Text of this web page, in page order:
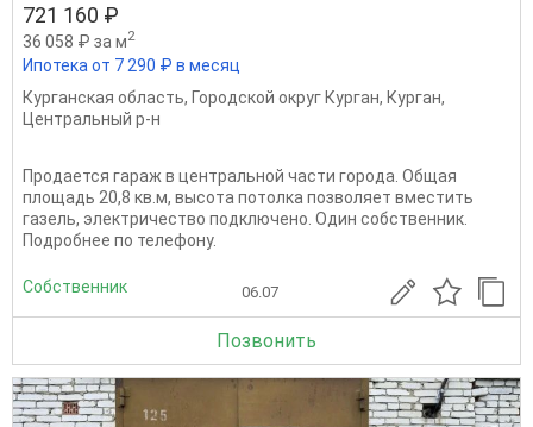
721 160 ₽
36 058 ₽ за м2
Ипотека от 7 290 ₽ в месяц
Курганская область, Городской округ Курган, Курган,
Центральный р-н
Продается гараж в центральной части города. Общая
площадь 20,8 кв.м, высота потолка позволяет вместить
газель, электричество подключено. Один собственник.
Подробнее по телефону.
Собственник 06.07
Позвонить